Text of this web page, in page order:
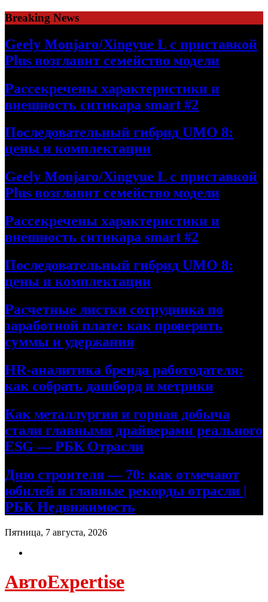
Skip
to
content
Breaking News
Geely Monjaro/Xingyue L с приставкой
Plus возглавит семейство модели
Рассекречены характеристики и
внешность ситикара smart #2
Последовательный гибрид UMO 8:
цены и комплектации
Geely Monjaro/Xingyue L с приставкой
Plus возглавит семейство модели
Рассекречены характеристики и
внешность ситикара smart #2
Последовательный гибрид UMO 8:
цены и комплектации
Расчетные листки сотрудника по
заработной плате: как проверить
суммы и удержания
HR-аналитика бренда работодателя:
как собрать дашборд и метрики
Как металлургия и горная добыча
стали главными драйверами реального
ESG — РБК Отрасли
Дню строителя — 70: как отмечают
юбилей и главные рекорды отрасли |
РБК Недвижимость
Пятница, 7 августа, 2026
АвтоExpertise